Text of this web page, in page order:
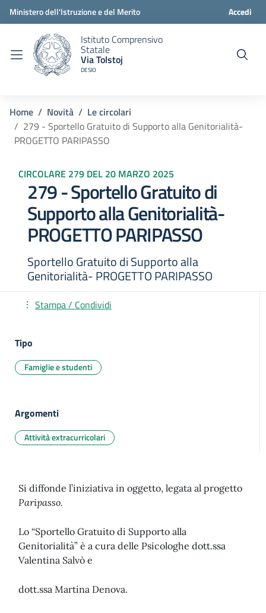
Ministero dell'Istruzione e del Merito Accedi
Istituto Comprensivo
Statale
Via Tolstoj
DESIO
Home Novità
Le circolari
279 - Sportello Gratuito di Supporto alla Genitorialità-
PROGETTO PARIPASSO
CIRCOLARE 279 DEL 20 MARZO 2025
279 - Sportello Gratuito di
Supporto alla Genitorialità-
PROGETTO PARIPASSO
Sportello Gratuito di Supporto alla
Genitorialità- PROGETTO PARIPASSO
Stampa / Condividi
Tipo
Famiglie e studenti
Argomenti
Attività extracurricolari
Si diffonde l’iniziativa in oggetto, legata al progetto
Paripasso.
Lo “Sportello Gratuito di Supporto alla
Genitorialità” è a cura delle Psicologhe dott.ssa
Valentina Salvò e
dott.ssa Martina Denova.